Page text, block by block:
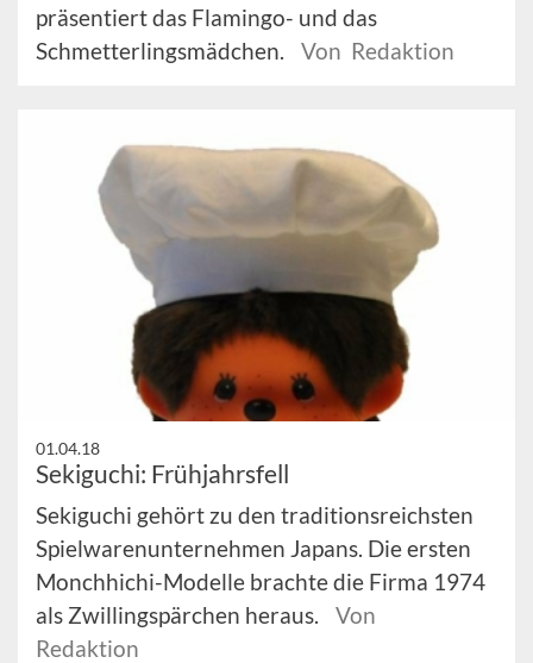
präsentiert das Flamingo- und das
Schmetterlingsmädchen.
Von Redaktion
01.04.18
Sekiguchi: Frühjahrsfell
Sekiguchi gehört zu den traditionsreichsten
Spielwarenunternehmen Japans. Die ersten
Monchhichi-Modelle brachte die Firma 1974
als Zwillingspärchen heraus.
Von
Redaktion